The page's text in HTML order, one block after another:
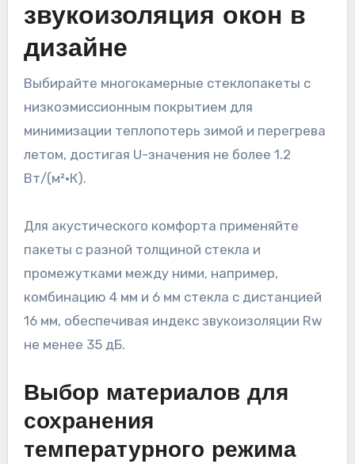
звукоизоляция окон в
дизайне
Выбирайте многокамерные стеклопакеты с
низкоэмиссионным покрытием для
минимизации теплопотерь зимой и перегрева
летом, достигая U-значения не более 1.2
Вт/(м²·К).
Для акустического комфорта применяйте
пакеты с разной толщиной стекла и
промежутками между ними, например,
комбинацию 4 мм и 6 мм стекла с дистанцией
16 мм, обеспечивая индекс звукоизоляции Rw
не менее 35 дБ.
Выбор материалов для
сохранения
температурного режима